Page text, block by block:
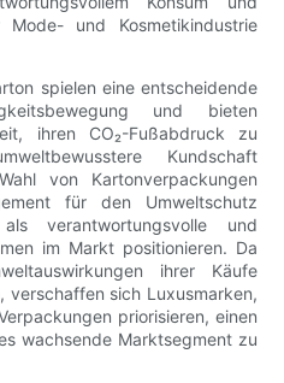
und Kosmetikindustrie
spielen eine entscheidende
und bieten
ihren CO₂-Fußabdruck zu
Kundschaft
von Kartonverpackungen
für den Umweltschutz
verantwortungsvolle und
im Markt positionieren. Da
ihrer Käufe
verschaffen sich Luxusmarken,
priorisieren, einen
wachsende Marktsegment zu